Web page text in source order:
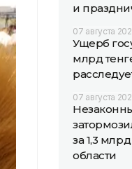
и
07 августа
Ущерб
млрд
07 августа
за 1,3
области